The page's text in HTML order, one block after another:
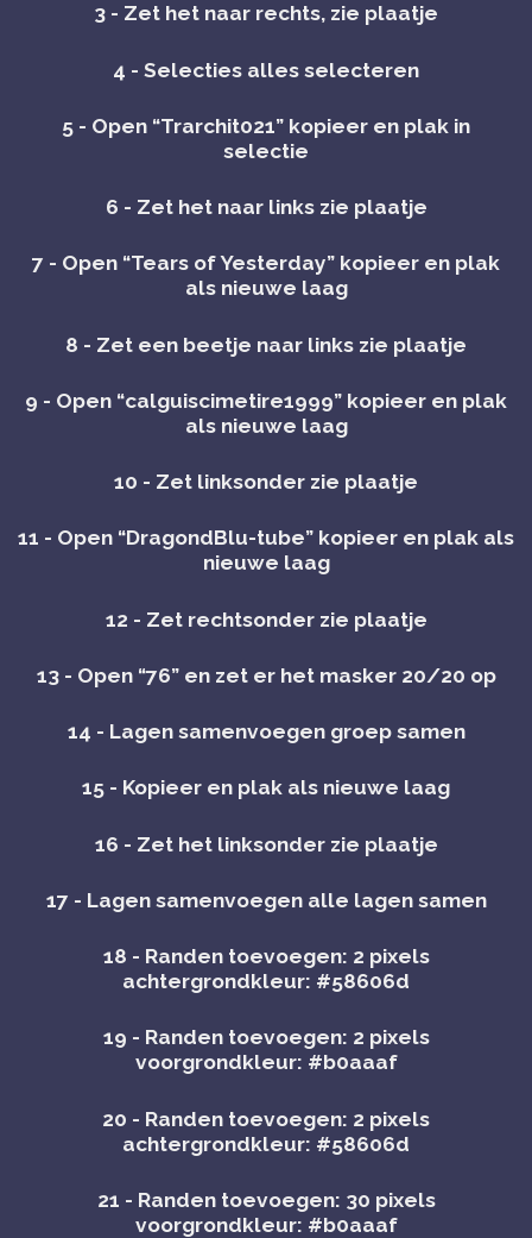
3 - Zet het naar rechts, zie plaatje
4 - Selecties alles selecteren
5 - Open “Trarchit021” kopieer en plak in
selectie
6 - Zet het naar links zie plaatje
7 - Open “Tears of Yesterday” kopieer en plak
als nieuwe laag
8 - Zet een beetje naar links zie plaatje
9 - Open “calguiscimetire1999” kopieer en plak
als nieuwe laag
10 - Zet linksonder zie plaatje
11 - Open “DragondBlu-tube” kopieer en plak als
nieuwe laag
12 - Zet rechtsonder zie plaatje
13 - Open “76” en zet er het masker 20/20 op
14 - Lagen samenvoegen groep samen
15 - Kopieer en plak als nieuwe laag
16 - Zet het linksonder zie plaatje
17 - Lagen samenvoegen alle lagen samen
18 - Randen toevoegen: 2 pixels
achtergrondkleur: #58606d
19 - Randen toevoegen: 2 pixels
voorgrondkleur: #b0aaaf
20 - Randen toevoegen: 2 pixels
achtergrondkleur: #58606d
21 - Randen toevoegen: 30 pixels
voorgrondkleur: #b0aaaf